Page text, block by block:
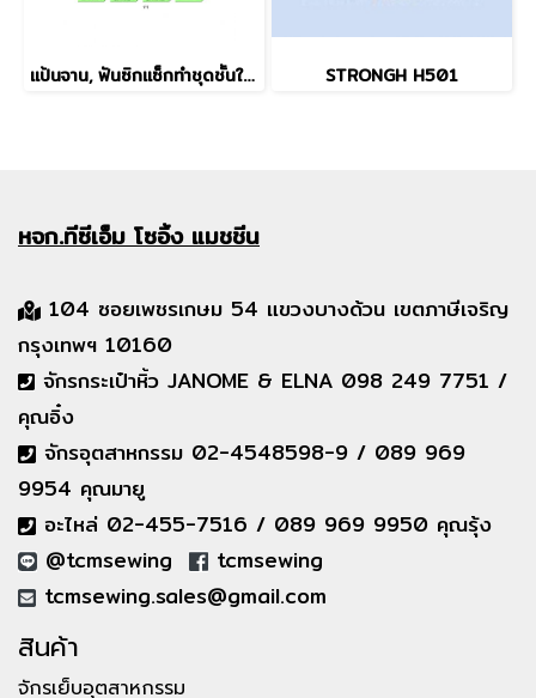
แป้นจาน, ฟันซิกแซ็กทำชุดชั้นใน Plate Zigzag STRONGH H501
หจก.ทีซีเอ็มโซอิ้ง แมชชีน
104 ซอยเพชรเกษม 54 แขวงบางด้วน เขตภาษีเจริญ
กรุงเทพฯ 10160
จักรกระเป๋าหิ้ว JANOME & ELNA 098 249 7751 /
คุณอิ๋ง
จักรอุตสาหกรรม 02-4548598-9 / 089 969
9954 คุณมายู
อะไหล่ 02-455-7516 / 089 969 9950 คุณรุ้ง
@tcmsewing
tcmsewing
tcmsewing.sales@gmail.com
สินค้า
จักรเย็บอุตสาหกรรม